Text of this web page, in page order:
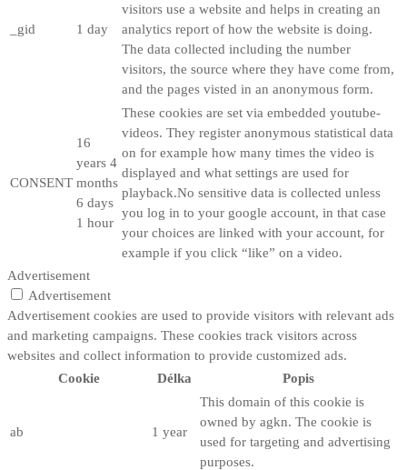
_gid 1 day
visitors use a website and helps in creating an
analytics report of how the website is doing.
The data collected including the number
visitors, the source where they have come from,
and the pages visted in an anonymous form.
CONSENT
16
years 4
months
6 days
1 hour
These cookies are set via embedded youtube-
videos. They register anonymous statistical data
on for example how many times the video is
displayed and what settings are used for
playback.No sensitive data is collected unless
you log in to your google account, in that case
your choices are linked with your account, for
example if you click “like” on a video.
Advertisement
Advertisement
Advertisement cookies are used to provide visitors with relevant ads
and marketing campaigns. These cookies track visitors across
websites and collect information to provide customized ads.
Cookie
Délka Popis
ab 1 year
This domain of this cookie is
owned by agkn. The cookie is
used for targeting and advertising
purposes.